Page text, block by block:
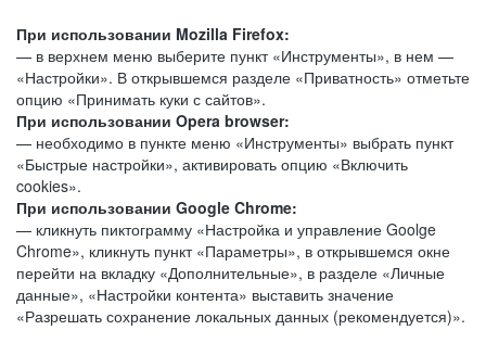
При использовании Mozilla Firefox:
— в верхнем меню выберите пункт «Инструменты», в нем —
«Настройки». В открывшемся разделе «Приватность» отметьте
опцию «Принимать куки с сайтов».
При использовании Opera browser:
— необходимо в пункте меню «Инструменты» выбрать пункт
«Быстрые настройки», активировать опцию «Включить
cookies».
При использовании Google Chrome:
— кликнуть пиктограмму «Настройка и управление Goolge
Chrome», кликнуть пункт «Параметры», в открывшемся окне
перейти на вкладку «Дополнительные», в разделе «Личные
данные», «Настройки контента» выставить значение
«Разрешать сохранение локальных данных (рекомендуется)».